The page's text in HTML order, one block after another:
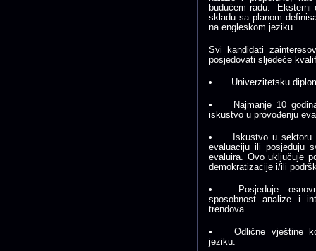
budućem radu. Eksterni
skladu sa planom
na engleskom jeziku.
Svi kandidati
posjedovati sljedeće
• Univerzitetsku
•
Najmanje 10
iskustvo u provođenju
•
Iskustvo u
evaluaciju ili posjeduju
evaluira. Ovo uključuje
demokratizacije i/ili
•
Posjeduje
sposobnost analize i
trendova.
•
Odlične vještine
jeziku.